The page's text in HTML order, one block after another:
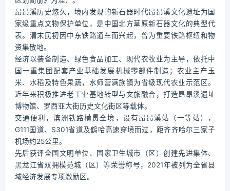
昂昂溪历史悠久，境内发现的新石器时代昂昂溪文化遗址为国
家级重点文物保护单位，是中国北方草原新石器文化的典型代
表。清末民初因中东铁路通车而兴起，曾为重要铁路枢纽和物
资集散地。
经济以装备制造、绿色食品加工、现代农牧业为主导，依托中
国一重集团配套产业基础发展机械零部件制造；农业主产玉
米、水稻及特色果蔬，水师营满族镇为省级现代农业示范区。
近年来积极推进老工业基地转型与文旅融合，打造昂昂溪遗址
博物馆、罗西亚大街历史文化街区等载体。
交通便利，滨洲铁路横贯全境，设有昂昂溪站（一等站），
G111国道、S301省道及鹤哈高速穿境而过，距齐齐哈尔三家子
机场约25公里。
先后获评全国文明单位、国家卫生城市（区）创建先进集体、
黑龙江省双拥模范城（区）等荣誉称号，2021年被列为全省县
域经济发展专项激励区。